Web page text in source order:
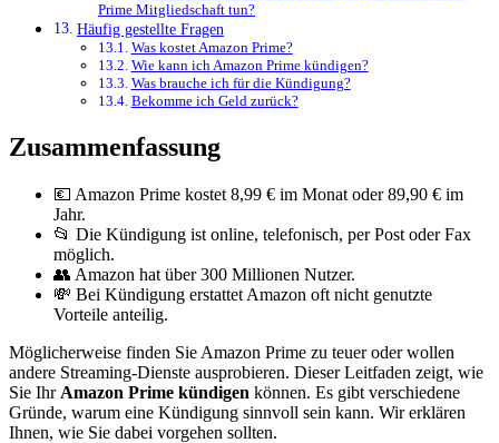
Prime Mitgliedschaft tun?
Häufig gestellte Fragen
Was kostet Amazon Prime?
Wie kann ich Amazon Prime kündigen?
Was brauche ich für die Kündigung?
Bekomme ich Geld zurück?
Zusammenfassung
💶 Amazon Prime kostet 8,99 € im Monat oder 89,90 € im
Jahr.
📂 Die Kündigung ist online, telefonisch, per Post oder Fax
möglich.
👥 Amazon hat über 300 Millionen Nutzer.
💸 Bei Kündigung erstattet Amazon oft nicht genutzte
Vorteile anteilig.
Möglicherweise finden Sie Amazon Prime zu teuer oder wollen
andere Streaming-Dienste ausprobieren. Dieser Leitfaden zeigt, wie
Sie Ihr Amazon Prime kündigen können. Es gibt verschiedene
Gründe, warum eine Kündigung sinnvoll sein kann. Wir erklären
Ihnen, wie Sie dabei vorgehen sollten.